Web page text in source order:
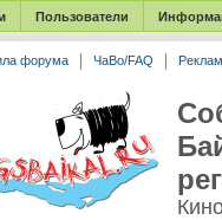
Пользователи
форума ЧаВо/FAQ